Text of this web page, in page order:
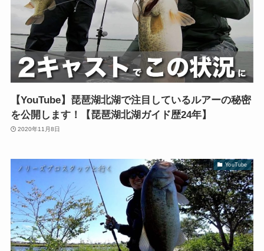
【YouTube】琵琶湖北湖で注目しているルアーの秘密
を公開します！【琵琶湖北湖ガイド歴24年】
2020年11月8日
YouTube